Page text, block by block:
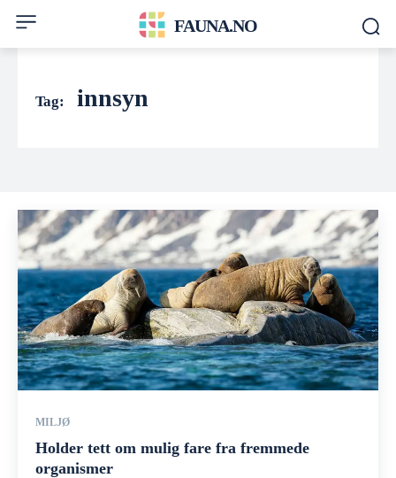
FAUNA.NO
Tag: innsyn
MILJØ
Holder tett om mulig fare fra fremmede
organismer